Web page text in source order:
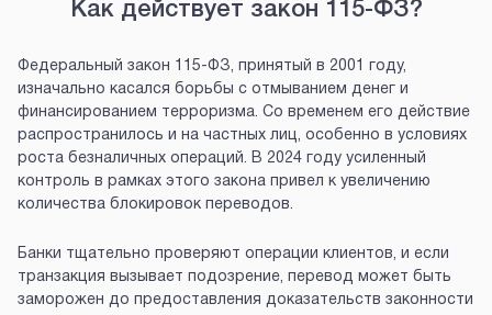
Как действует закон 115-ФЗ?
Федеральный закон 115-ФЗ, принятый в 2001 году,
изначально касался борьбы с отмыванием денег и
финансированием терроризма. Со временем его действие
распространилось и на частных лиц, особенно в условиях
роста безналичных операций. В 2024 году усиленный
контроль в рамках этого закона привел к увеличению
количества блокировок переводов.
Банки тщательно проверяют операции клиентов, и если
транзакция вызывает подозрение, перевод может быть
заморожен до предоставления доказательств законности